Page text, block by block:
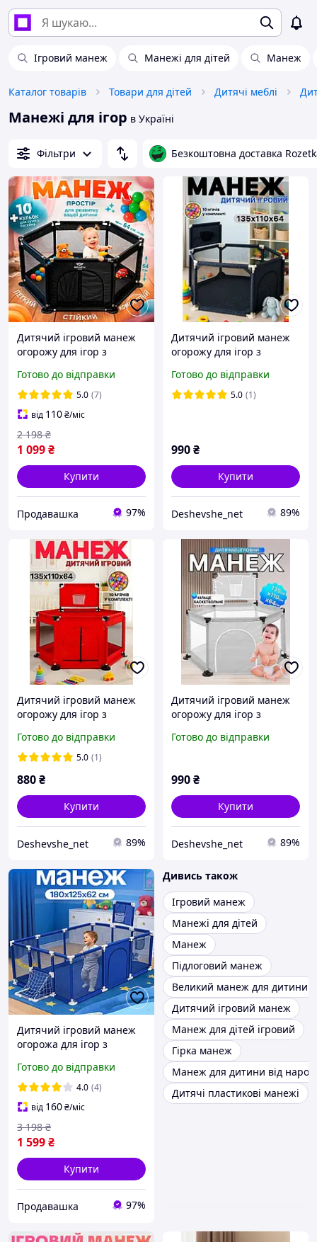
Ігровий манеж Манежі для дітей Манеж
Каталог товарів Товари для дітей Дитячі меблі
Манежі для ігор в Україні
Фільтри Безкоштовна доставка
Дитячий ігровий манеж
огорожу для ігор з
кишенею для іграшок
дітей 125х64см + кульки в
подарунок чорний
Готово до відправки
5.0 (7)
від 110₴/міс
1 099₴
2 198 ₴
Купити
Продавашка 97%
Дитячий ігровий манеж
огорожу для ігор з
м'ячами чорний
Готово до відправки
5.0 (1)
990₴
Купити
Deshevshe_net 89%
Дитячий ігровий манеж
огорожу для ігор з
червоний
Готово до відправки
5.0 (1)
880₴
Купити
Deshevshe_net 89%
Дитячий ігровий манеж
огорожу для ігор з
сірий
Готово до відправки
990₴
Купити
Deshevshe_net 89%
Дитячий ігровий манеж
огорожа для ігор з
та воротами для іграшок
дітей 180х125х62см
Готово до відправки
4.0 (4)
від 160₴/міс
1 599₴
3 198 ₴
Купити
Продавашка 97%
Дивись також
Ігровий манеж
Манежі для дітей
Манеж
Підлоговий манеж
Великий манеж для дитини
Дитячий ігровий манеж
Манеж для дітей ігровий
Гірка манеж
Манеж для дитини від
Дитячі пластикові манежі